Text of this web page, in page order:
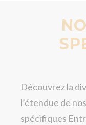
Découvrez la
l’étendue de
spécifiques